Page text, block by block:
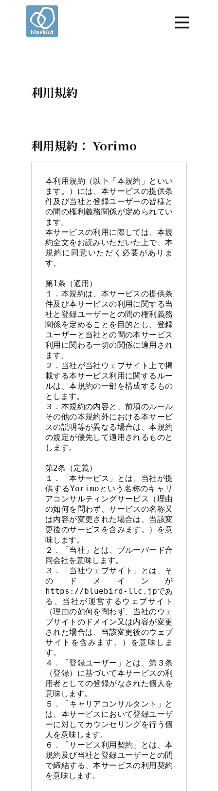
利用規約
利用規約： Yorimo
本利用規約（以下「本規約」といい
ます。）には、本サービスの提供条
件及び当社と登録ユーザーの皆様と
の間の権利義務関係が定められてい
ます。
本サービスの利用に際しては、本規
約全文をお読みいただいた上で、本
規約に同意いただく必要がありま
す。
第1条（適用）
１．本規約は、本サービスの提供条
件及び本サービスの利用に関する当
社と登録ユーザーとの間の権利義務
関係を定めることを目的とし、登録
ユーザーと当社との間の本サービス
利用に関わる一切の関係に適用され
ます。
２．当社が当社ウェブサイト上で掲
載する本サービス利用に関するルー
ルは、本規約の一部を構成するもの
とします。
３．本規約の内容と、前項のルール
その他の本規約外における本サービ
スの説明等が異なる場合は、本規約
の規定が優先して適用されるものと
します。
第2条（定義）
１．「本サービス」とは、当社が提
供するYorimoという名称のキャリ
アコンサルティングサービス（理由
の如何を問わず、サービスの名称又
は内容が変更された場合は、当該変
更後のサービスを含みます。）を意
味します。
２．「当社」とは、ブルーバード合
同会社を意味します。
３．「当社ウェブサイト」とは、そ
のドメインが
https://bluebird-llc.jpであ
る、当社が運営するウェブサイト
（理由の如何を問わず、当社のウェ
ブサイトのドメイン又は内容が変更
された場合は、当該変更後のウェブ
サイトを含みます。）を意味しま
す。
４．「登録ユーザー」とは、第３条
（登録）に基づいて本サービスの利
用者としての登録がなされた個人を
意味します。
５．「キャリアコンサルタント」と
は、本サービスにおいて登録ユーザ
ーに対してカウンセリングを行う個
人を意味します。
６．「サービス利用契約」とは、本
規約及び当社と登録ユーザーとの間
で締結する、本サービスの利用契約
を意味します。